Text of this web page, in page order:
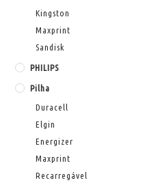
Kingston
Maxprint
Sandisk
PHILIPS
Pilha
Duracell
Elgin
Energizer
Maxprint
Recarregável